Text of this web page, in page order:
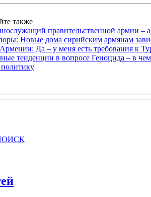
также
правительственной армии –
Новые дома сирийским армянам
Да – у меня есть требования к
тенденции в вопросе Геноцида – в чем
политику